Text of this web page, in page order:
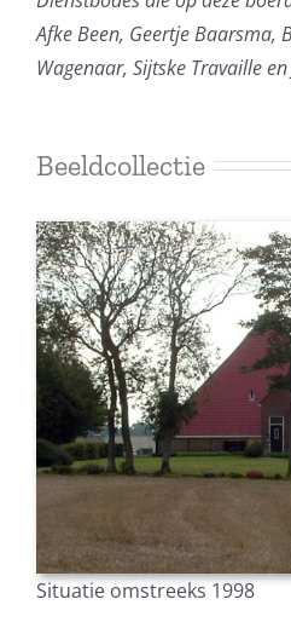
Afke Been, Geertje Baarsma,
Wagenaar, Sijtske Travaille
Beeldcollectie
Situatie omstreeks 1998